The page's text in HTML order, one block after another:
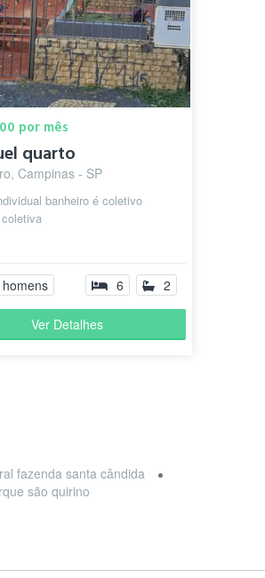
por mês
quarto
Campinas - SP
banheiro é coletivo
6 2
Ver Detalhes
fazenda santa cândida
são quirino